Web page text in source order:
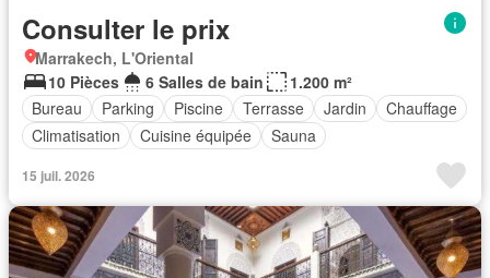
Consulter le prix
Marrakech, L'Oriental
10 Pièces
6 Salles de bain
1.200 m²
Bureau
Parking Piscine Terrasse Jardin
Chauffage
Climatisation
Cuisine équipée Sauna
15 juil. 2026